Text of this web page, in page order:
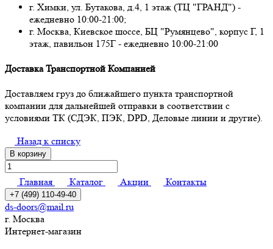
г. Химки, ул. Бутакова, д.4, 1 этаж (ТЦ "ГРАНД") -
ежедневно 10:00-21:00;
г. Москва, Киевское шоссе, БЦ "Румянцево", корпус Г, 1
этаж, павильон 175Г - ежедневно 10:00-21:00
Доставка Транспортной Компанией
Доставляем груз до ближайшего пункта транспортной
компании для дальнейшей отправки в соответствии с
условиями ТК (СДЭК, ПЭК, DPD, Деловые линии и другие).
Назад к списку
В корзину
Главная Каталог Акции Контакты
+7 (499) 110-49-40
ds-doors@mail.ru
г. Москва
Интернет-магазин